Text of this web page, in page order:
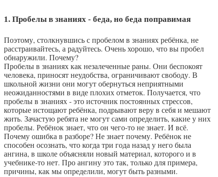
1. Пробелы в знаниях - беда, но беда поправимая
Поэтому, столкнувшись с пробелом в знаниях ребёнка, не
расстраивайтесь, а радуйтесь. Очень хорошо, что вы пробел
обнаружили. Почему?
Пробелы в знаниях как незалеченные раны. Они беспокоят
человека, приносят неудобства, ограничивают свободу. В
школьной жизни они могут обернуться неприятными
неожиданностями в виде плохих отметок. Получается, что
пробелы в знаниях - это источник постоянных стрессов,
которые истощают ребёнка, подрывают веру в себя и мешают
жить. Зачастую ребята не могут сами определить, какие у них
пробелы. Ребёнок знает, что он чего-то не знает. И всё.
Почему ошибка в разборе? Не знает почему. Ребёнок не
способен осознать, что когда три года назад у него была
ангина, в школе объясняли новый материал, которого и в
учебнике-то нет. Про ангину это так, только для примера,
причины, как мы определили, могут быть разными.